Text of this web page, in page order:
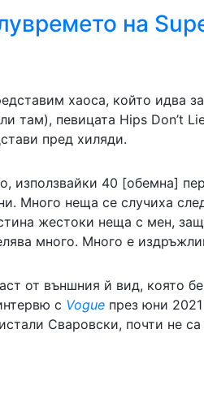
на
хаоса, който идва
там), певицата Hips Don’t
пред хиляди.
използвайки 40 [обемна]
Много неща се случиха
жестоки неща с мен,
много. Много е
от външния й вид, която
с Vogue през юни
Сваровски, почти не